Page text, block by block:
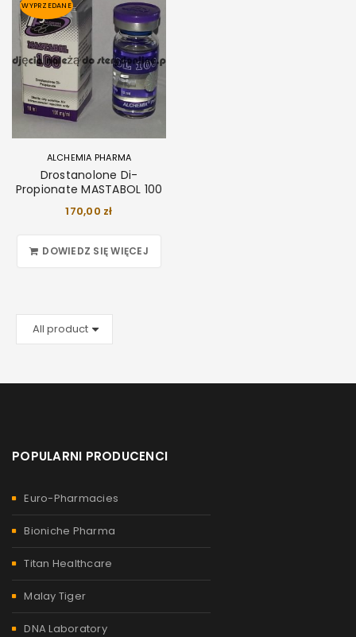
WYPRZEDANE
ALCHEMIA PHARMA
Drostanolone Di-
Propionate MASTABOL 100
170,00 zł
DOWIEDZ SIĘ WIĘCEJ
POPULARNI PRODUCENCI
Euro-Pharmacies
Bioniche Pharma
Titan Healthcare
Malay Tiger
DNA Laboratory